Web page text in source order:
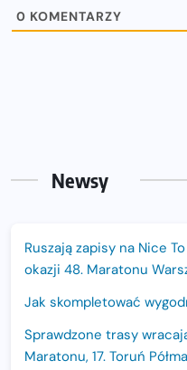
0 KOMENTARZY
Newsy
Ruszają zapisy na Nice
okazji 48. Maratonu
Jak skompletować
Sprawdzone trasy
Maratonu, 17. Toruń